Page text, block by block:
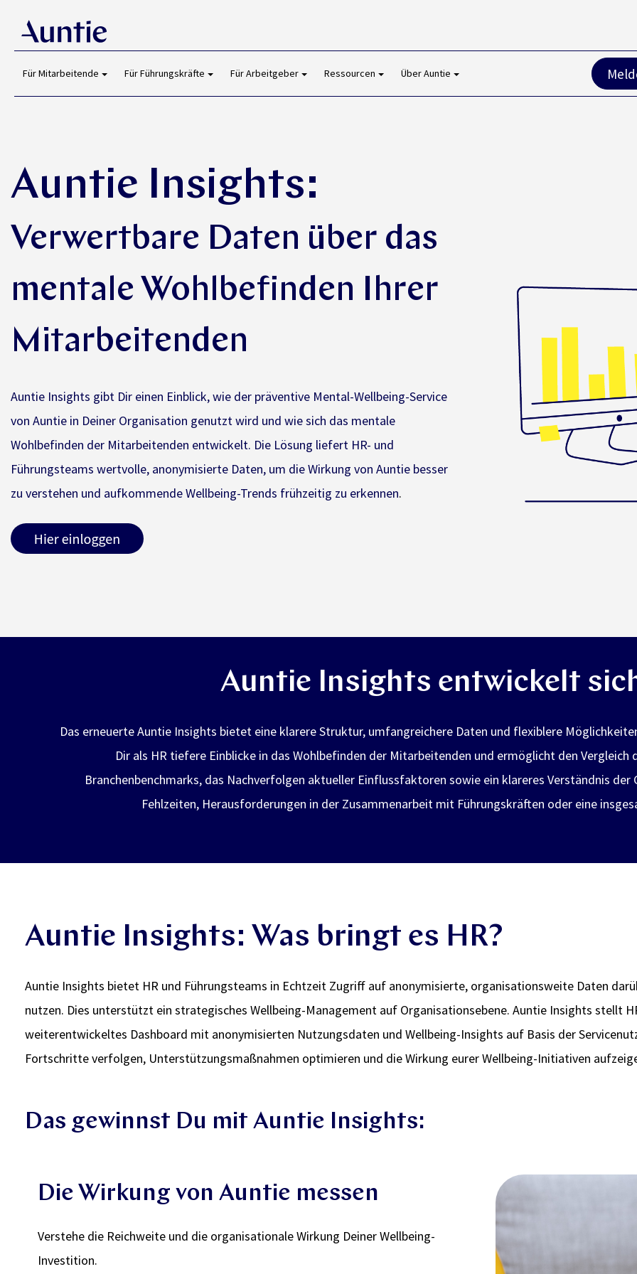
Für Mitarbeitende Für Führungskräfte Für Arbeitgeber Ressourcen Über Auntie
Auntie Insights:
Verwertbare Daten über das
mentale Wohlbefinden Ihrer
Mitarbeitenden
Auntie Insights gibt Dir einen Einblick, wie der präventive Mental-Wellbeing-Service
von Auntie in Deiner Organisation genutzt wird und wie sich das mentale
Wohlbefinden der Mitarbeitenden entwickelt. Die Lösung liefert HR- und
Führungsteams wertvolle, anonymisierte Daten, um die Wirkung von Auntie besser
zu verstehen und aufkommende Wellbeing-Trends frühzeitig zu erkennen.
Auntie Insights entwickelt
Das erneuerte Auntie Insights bietet eine klarere Struktur, umfangreichere Daten und flexiblere
Dir als HR tiefere Einblicke in das Wohlbefinden der Mitarbeitenden und ermöglicht den Vergleich
Branchenbenchmarks, das Nachverfolgen aktueller Einflussfaktoren sowie ein klareres Verständnis
Fehlzeiten, Herausforderungen in der Zusammenarbeit mit Führungskräften oder eine
Auntie Insights: Was bringt es HR?
Auntie Insights bietet HR und Führungsteams in Echtzeit Zugriff auf anonymisierte, organisationsweite Daten
nutzen. Dies unterstützt ein strategisches Wellbeing-Management auf Organisationsebene. Auntie Insights stellt
weiterentwickeltes Dashboard mit anonymisierten Nutzungsdaten und Wellbeing-Insights auf Basis der
Fortschritte verfolgen, Unterstützungsmaßnahmen optimieren und die Wirkung eurer Wellbeing-Initiativen
Das gewinnst Du mit Auntie Insights:
Die Wirkung von Auntie messen
Verstehe die Reichweite und die organisationale Wirkung Deiner Wellbeing-
Investition.